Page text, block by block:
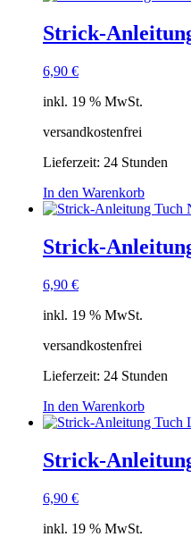
Strick-
6,90 €
inkl. 19 % MwSt.
versandkostenfrei
Lieferzeit: 24 Stunden
In den Warenkorb
Strick-
6,90 €
inkl. 19 % MwSt.
versandkostenfrei
Lieferzeit: 24 Stunden
In den Warenkorb
Strick-
6,90 €
inkl. 19 % MwSt.